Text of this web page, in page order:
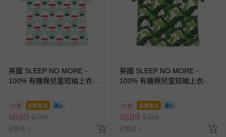
英國 SLEEP NO MORE -
100% 有機棉兒童短袖上衣-大
87折 即將售完
$699 $799
已售出 1
英國 SLEEP NO MORE -
100% 有機棉兒童短袖上衣-綠
87折 即將售完
$699 $799
已售出 1